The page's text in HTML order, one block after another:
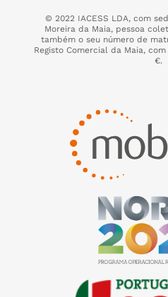
© 2022 IACESS LDA, com
Moreira da Maia, pessoa
também o seu número de
Registo Comercial da Maia,
€.